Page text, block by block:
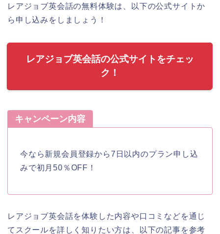
レアジョブ英会話の無料体験は、以下の公式サイトか
ら申し込みをしましょう！
レアジョブ英会話の公式サイトをチェッ
ク！
キャンペーン内容
今なら新規会員登録から7日以内のプラン申し込
みで初月50％OFF！
レアジョブ英会話を体験した内容や口コミなどを通じ
てスクールを詳しく知りたい方は、以下の記事を参考